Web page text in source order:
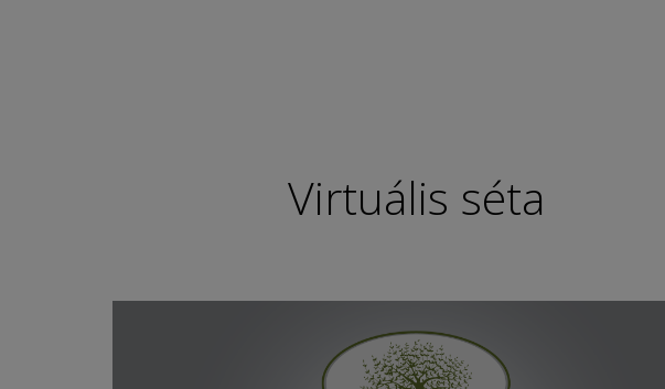
Virtuális séta